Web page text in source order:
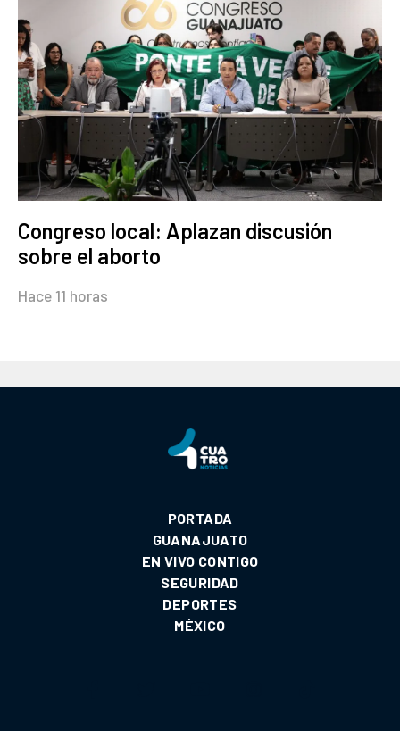
Congreso local: Aplazan discusión
sobre el aborto
Hace 11 horas
PORTADA
GUANAJUATO
EN VIVO CONTIGO
SEGURIDAD
DEPORTES
MÉXICO